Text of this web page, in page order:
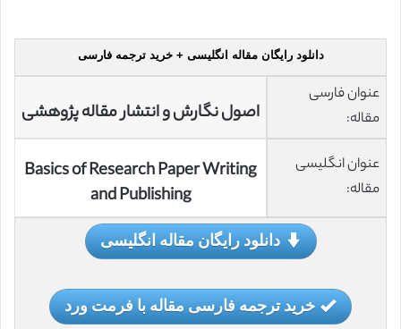
دانلود رایگان مقاله انگلیسی + خرید ترجمه فارسی
عنوان فارسی
مقاله:
اصول نگارش و انتشار مقاله پژوهشی
عنوان انگلیسی
مقاله:
Basics of Research Paper Writing
and Publishing
دانلود رایگان مقاله انگلیسی
خرید ترجمه فارسی مقاله با فرمت ورد